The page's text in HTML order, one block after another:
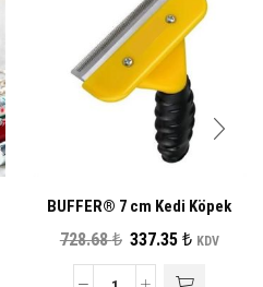
BUFFER® 7 cm Kedi Köpek
Tarağı Fırçası Tüy Alıcı
728.68₺ Orijinal
fiyat:
337.35 ₺Şu
KDV